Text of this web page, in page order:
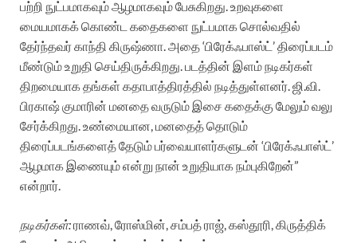
பற்றி நுட்பமாகவும் ஆழமாகவும் பேசுகிறது. உறவுகளை
மையமாகக் கொண்ட கதைகளை நுட்பமாக சொல்வதில்
தேர்ந்தவர் காந்தி கிருஷ்ணா. அதை ‘பிரேக்ஃபாஸ்ட்’ திரைப்படம்
மீண்டும் உறுதி செய்திருக்கிறது. படத்தின் இளம் நடிகர்கள்
திறமையாக தங்கள் கதாபாத்திரத்தில் நடித்துள்ளனர். ஜி.வி.
பிரகாஷ் குமாரின் மனதை வருடும் இசை கதைக்கு மேலும் வலு
சேர்க்கிறது. உண்மையான, மனதைத் தொடும்
திரைப்படங்களைத் தேடும் பர்வையாளர்களுடன் ‘பிரேக்ஃபாஸ்ட்’
ஆழமாக இணையும் என்று நான் உறுதியாக நம்புகிறேன்”
என்றார்.
நடிகர்கள்:ராணவ், ரோஸ்மின், சம்பத் ராஜ், கஸ்தூரி, கிருத்திக்